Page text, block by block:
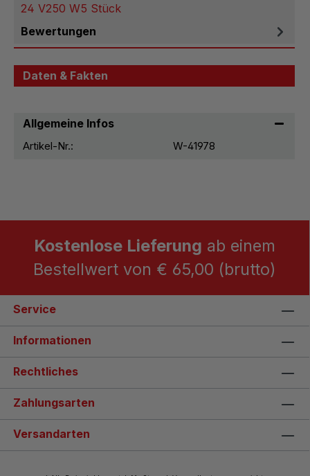
24 V250 W5 Stück
Bewertungen
Daten & Fakten
Allgemeine Infos
Artikel-Nr.: W-41978
Kostenlose Lieferung ab einem
Bestellwert von € 65,00 (brutto)
Service
Informationen
Rechtliches
Zahlungsarten
Versandarten